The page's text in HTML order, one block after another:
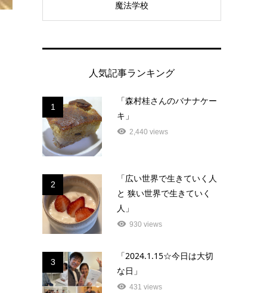
魔法学校
人気記事ランキング
1
「森村桂さんのバナナケー
キ」
2,440 views
2
「広い世界で生きていく人
と 狭い世界で生きていく
人」
930 views
3
「2024.1.15☆今日は大切
な日」
431 views